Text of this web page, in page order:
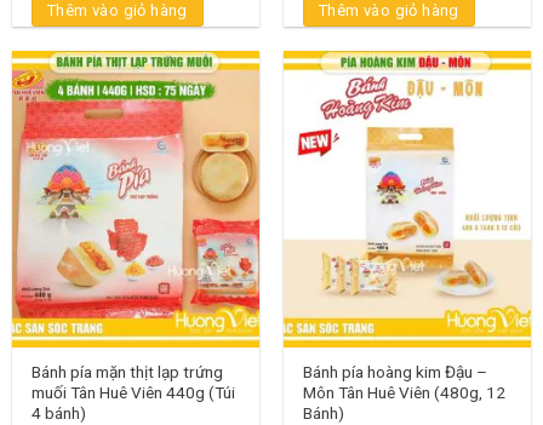
Thêm vào giỏ hàng Thêm vào giỏ hàng
Bánh pía mặn thịt lạp trứng
muối Tân Huê Viên 440g (Túi
4 bánh)
Bánh pía hoàng kim Đậu –
Môn Tân Huê Viên (480g, 12
Bánh)